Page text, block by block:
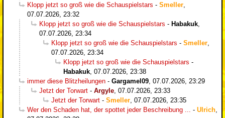
Klopp jetzt so groß wie die Schauspielstars - Smeller
07.07.2026, 23:32
Klopp jetzt so groß wie die Schauspielstars - Habakuk
07.07.2026, 23:34
Klopp jetzt so groß wie die Schauspielstars - Smeller
07.07.2026, 23:34
Klopp jetzt so groß wie die Schauspielstars -
Habakuk 07.07.2026, 23:38
immer diese Blitzheilungen - Gargamel09 07.07.2026, 23:29
Jetzt der Torwart - Argyle 07.07.2026, 23:33
Jetzt der Torwart - Smeller 07.07.2026, 23:35
Wer den Schaden hat, der spottet jeder Beschreibung ...
- Ulrich